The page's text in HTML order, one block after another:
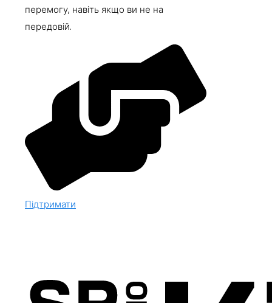
перемогу, навіть якщо ви не на
передовій.
Підтримати